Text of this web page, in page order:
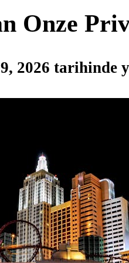
Onze
2026 tarihinde